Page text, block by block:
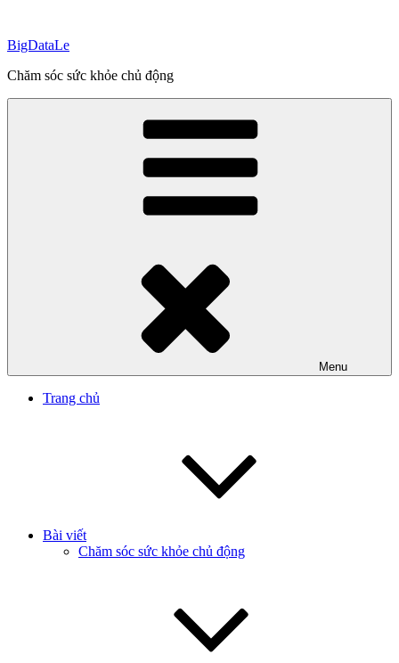
content
BigDataLe
Chăm sóc sức khỏe chủ động
Menu
Trang chủ
Bài viết
Chăm sóc sức khỏe chủ động